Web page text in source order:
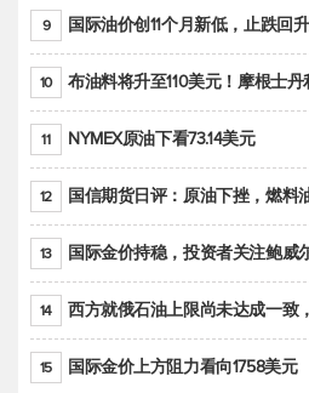
9 国际油价创11个月新低，止跌回
10 布油料将升至110美元！摩根士丹利
11 NYMEX原油下看73.14美元
12 国信期货日评：原油下挫，燃料
13 国际金价持稳，投资者关注鲍威
14 西方就俄石油上限尚未达成一致
15 国际金价上方阻力看向1758美元